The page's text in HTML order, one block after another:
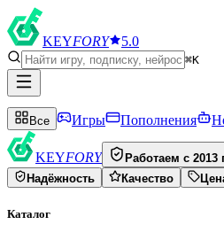
KEYFORY 5.0
⌘K
Все Игры Пополнения
KEYFORY Работаем с 2013
Надёжность
Качество
Каталог